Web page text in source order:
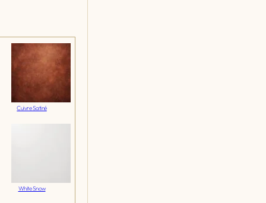
Cuivre Satiné
White Snow